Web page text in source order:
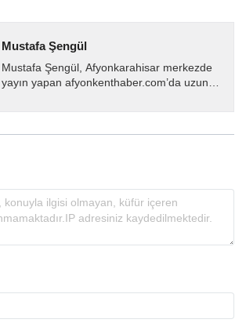
Mustafa Şengül
Mustafa Şengül, Afyonkarahisar merkezde
yayın yapan afyonkenthaber.com’da uzun
almakta, haber akışı...